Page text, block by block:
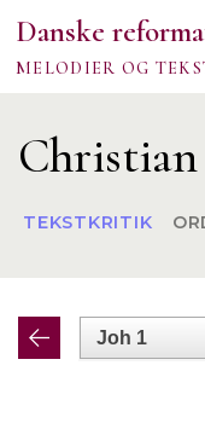
Danske
MELODIER OG
Christian
TEKSTKRITIK